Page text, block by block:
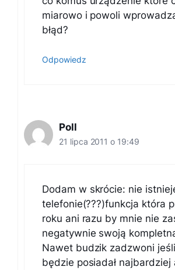
miarowo i powoli
błąd?
Odpowiedz
Poll
21 lipca 2011 o 19:49
Dodam w skrócie: nie
telefonie(???)funkcja która
roku ani razu by mnie nie
negatywnie swoją
Nawet budzik zadzwoni
będzie posiadał najbardziej